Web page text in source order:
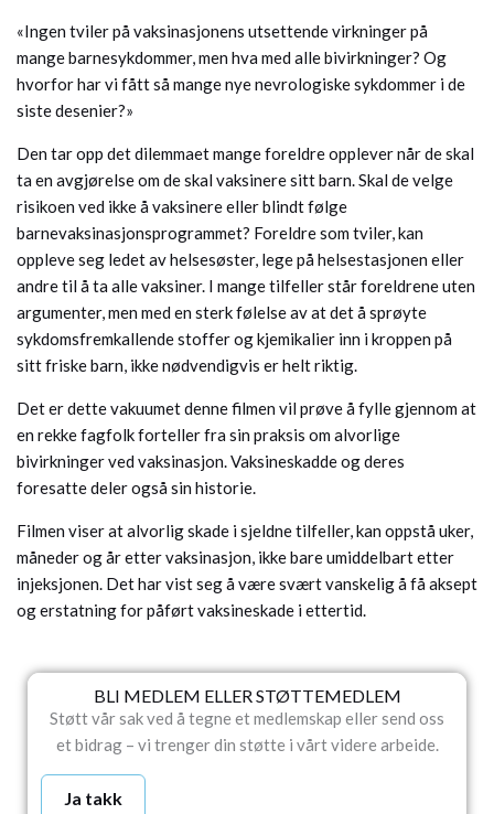
«Ingen tviler på vaksinasjonens utsettende virkninger på
mange barnesykdommer, men hva med alle bivirkninger? Og
hvorfor har vi fått så mange nye nevrologiske sykdommer i de
siste desenier?»
Den tar opp det dilemmaet mange foreldre opplever når de skal
ta en avgjørelse om de skal vaksinere sitt barn. Skal de velge
risikoen ved ikke å vaksinere eller blindt følge
barnevaksinasjonsprogrammet? Foreldre som tviler, kan
oppleve seg ledet av helsesøster, lege på helsestasjonen eller
andre til å ta alle vaksiner. I mange tilfeller står foreldrene uten
argumenter, men med en sterk følelse av at det å sprøyte
sykdomsfremkallende stoffer og kjemikalier inn i kroppen på
sitt friske barn, ikke nødvendigvis er helt riktig.
Det er dette vakuumet denne filmen vil prøve å fylle gjennom at
en rekke fagfolk forteller fra sin praksis om alvorlige
bivirkninger ved vaksinasjon. Vaksineskadde og deres
foresatte deler også sin historie.
Filmen viser at alvorlig skade i sjeldne tilfeller, kan oppstå uker,
måneder og år etter vaksinasjon, ikke bare umiddelbart etter
injeksjonen. Det har vist seg å være svært vanskelig å få aksept
og erstatning for påført vaksineskade i ettertid.
BLI MEDLEM ELLER STØTTEMEDLEM
Støtt vår sak ved å tegne et medlemskap eller send oss
et bidrag – vi trenger din støtte i vårt videre arbeide.
Ja takk